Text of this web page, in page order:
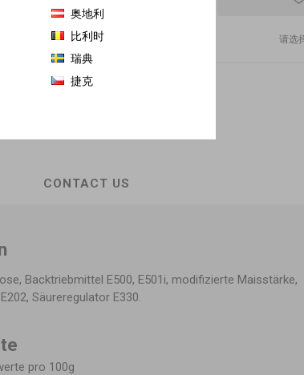
请选
CONTACT US
Backtriebmittel E500, E501i, modifizierte Maisstärke,
Säureregulator E330.
pro 100g
奥地利
比利时
瑞典
捷克